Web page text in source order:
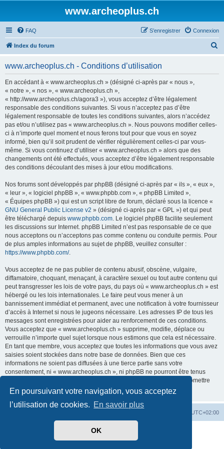
En poursuivant votre navigation, vous acceptez
l’utilisation de cookies. En savoir plus
OK
www.archeoplus.ch
FAQ Connexion
S’enregistrer
Index du forum
www.archeoplus.ch - Conditions d’utilisation
En accédant à « www.archeoplus.ch » (désigné ci-après par « nous »,
« notre », « nos », « www.archeoplus.ch »,
« http://www.archeoplus.ch/agora3 »), vous acceptez d’être légalement
responsable des conditions suivantes. Si vous n’acceptez pas d’être
légalement responsable de toutes les conditions suivantes, alors n’accédez
pas et/ou n’utilisez pas « www.archeoplus.ch ». Nous pouvons modifier celles-
ci à n’importe quel moment et nous ferons tout pour que vous en soyez
informé, bien qu’il soit prudent de vérifier régulièrement celles-ci par vous-
même. Si vous continuez d’utiliser « www.archeoplus.ch » alors que des
changements ont été effectués, vous acceptez d’être légalement responsable
des conditions découlant des mises à jour et/ou modifications.
Nos forums sont développés par phpBB (désigné ci-après par « ils », « eux »,
« leur », « logiciel phpBB », « www.phpbb.com », « phpBB Limited »,
« Équipes phpBB ») qui est un script libre de forum, déclaré sous la licence «
GNU General Public License v2 » (désigné ci-après par « GPL ») et qui peut
être téléchargé depuis www.phpbb.com. Le logiciel phpBB facilite seulement
les discussions sur Internet. phpBB Limited n’est pas responsable de ce que
nous acceptons ou n’acceptons pas comme contenu ou conduite permis. Pour
de plus amples informations au sujet de phpBB, veuillez consulter :
https://www.phpbb.com/.
Vous acceptez de ne pas publier de contenu abusif, obscène, vulgaire,
diffamatoire, choquant, menaçant, à caractère sexuel ou tout autre contenu qui
peut transgresser les lois de votre pays, du pays où « www.archeoplus.ch » est
hébergé ou les lois internationales. Le faire peut vous mener à un
bannissement immédiat et permanent, avec une notification à votre fournisseur
d’accès à Internet si nous le jugeons nécessaire. Les adresses IP de tous les
messages sont enregistrées pour aider au renforcement de ces conditions.
Vous acceptez que « www.archeoplus.ch » supprime, modifie, déplace ou
verrouille n’importe quel sujet lorsque nous estimons que cela est nécessaire.
En tant que membre, vous acceptez que toutes les informations que vous avez
saisies soient stockées dans notre base de données. Bien que ces
informations ne soient pas diffusées à une tierce partie sans votre
consentement, ni « www.archeoplus.ch », ni phpBB ne pourront être tenus
comme responsables en cas de tentative de piratage visant à compromettre
les données.
UTC+02:00
phpBB ® Forum Software © phpBB Limited
phpBB-fr.com